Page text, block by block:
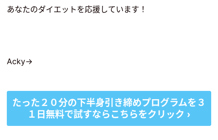
あなたのダイエットを応援しています！
Acky→
たった２０分の下半身引き締めプログラムを３
１日無料で試すならこちらをクリック